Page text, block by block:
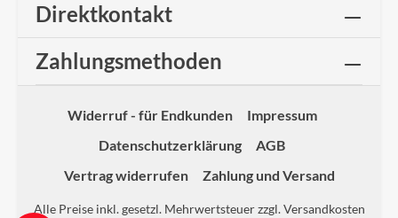
Direktkontakt
Zahlungsmethoden
Widerruf - für Endkunden
Impressum
Datenschutzerklärung
AGB
Vertrag widerrufen
Zahlung und Versand
Alle Preise inkl. gesetzl. Mehrwertsteuer zzgl.Versandkosten